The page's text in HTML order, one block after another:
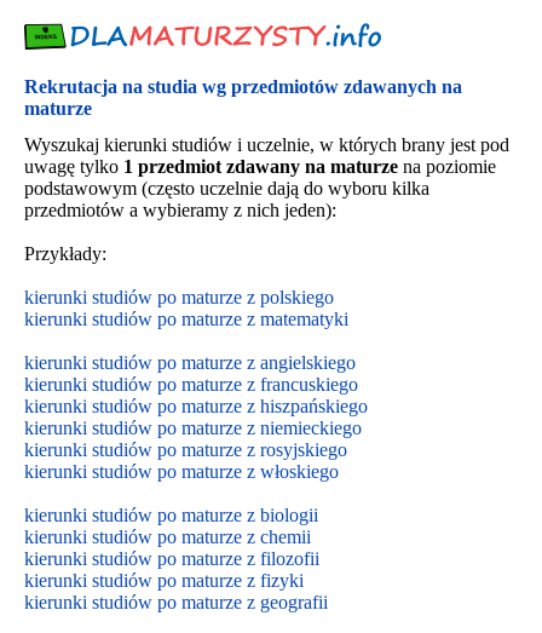
Rekrutacja na studia wg przedmiotów zdawanych na
maturze
Wyszukaj kierunki studiów i uczelnie, w których brany jest pod
uwagę tylko 1 przedmiot zdawany na maturze na poziomie
podstawowym (często uczelnie dają do wyboru kilka
przedmiotów a wybieramy z nich jeden):
Przykłady:
kierunki studiów po maturze z polskiego
kierunki studiów po maturze z matematyki
kierunki studiów po maturze z angielskiego
kierunki studiów po maturze z francuskiego
kierunki studiów po maturze z hiszpańskiego
kierunki studiów po maturze z niemieckiego
kierunki studiów po maturze z rosyjskiego
kierunki studiów po maturze z włoskiego
kierunki studiów po maturze z biologii
kierunki studiów po maturze z chemii
kierunki studiów po maturze z filozofii
kierunki studiów po maturze z fizyki
kierunki studiów po maturze z geografii